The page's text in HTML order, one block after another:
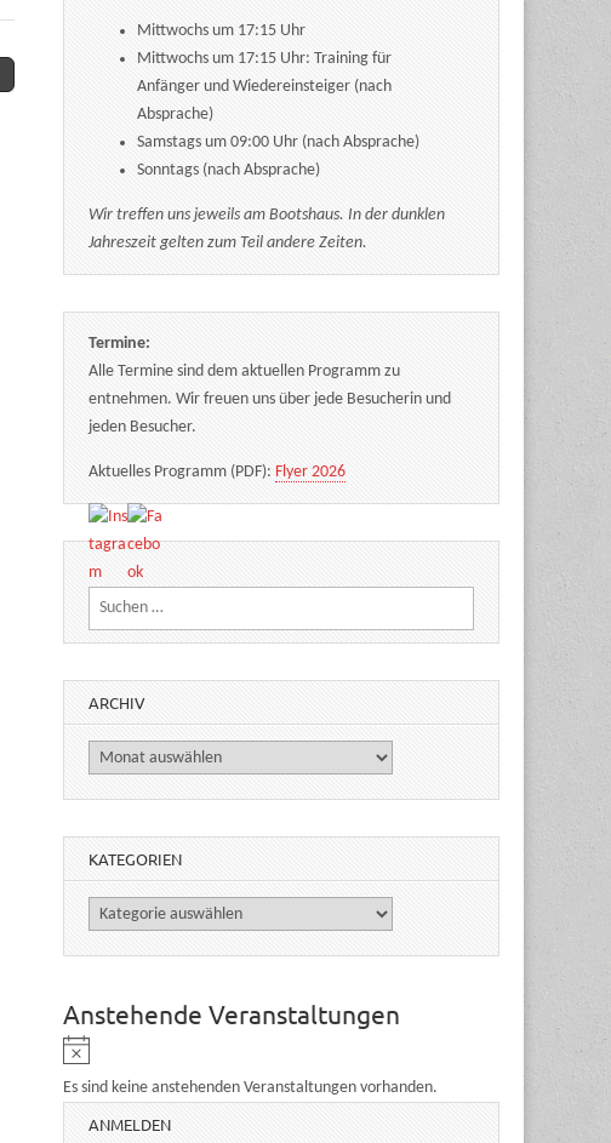
Mittwochs um 17:15 Uhr
Mittwochs um 17:15 Uhr: Training für
Anfänger und Wiedereinsteiger (nach
Absprache)
Samstags um 09:00 Uhr (nach Absprache)
Sonntags (nach Absprache)
Wir treffen uns jeweils am Bootshaus. In der dunklen
Jahreszeit gelten zum Teil andere Zeiten.
Termine:
Alle Termine sind dem aktuellen Programm zu
entnehmen. Wir freuen uns über jede Besucherin und
jeden Besucher.
Aktuelles Programm (PDF):Flyer 2026
Suchen nach:
ARCHIV
Archiv
KATEGORIEN
Kategorien
Anstehende Veranstaltungen
i
n
w
Es sind keine anstehenden Veranstaltungen vorhanden.
ANMELDEN